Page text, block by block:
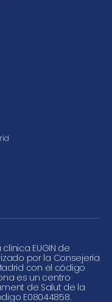
clínica EUGIN de
por la Consejería
con el código
es un centro
de Salut de la
E08044858.